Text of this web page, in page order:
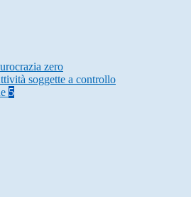
zero
soggette a controllo
5